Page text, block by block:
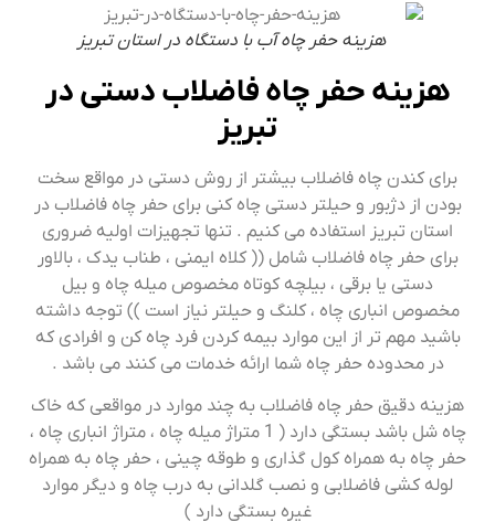
هزینه حفر چاه آب با دستگاه در استان تبریز
هزینه حفر چاه فاضلاب دستی در
تبریز
برای کندن چاه فاضلاب بیشتر از روش دستی در مواقع سخت
بودن از دژبور و حیلتر دستی چاه کنی برای حفر چاه فاضلاب در
استان تبریز استفاده می کنیم . تنها تجهیزات اولیه ضروری
برای حفر چاه فاضلاب شامل (( کلاه ایمنی ، طناب یدک ، بالاور
دستی یا برقی ، بیلچه کوتاه مخصوص میله چاه و بیل
مخصوص انباری چاه ، کلنگ و حیلتر نیاز است )) توجه داشته
باشید مهم تر از این موارد بیمه کردن فرد چاه کن و افرادی که
در محدوده حفر چاه شما ارائه خدمات می کنند می باشد .
هزینه دقیق حفر چاه فاضلاب به چند موارد در مواقعی که خاک
چاه شل باشد بستگی دارد ( 1 متراژ میله چاه ، متراژ انباری چاه ،
حفر چاه به همراه کول گذاری و طوقه چینی ، حفر چاه به همراه
لوله کشی فاضلابی و نصب گلدانی به درب چاه و دیگر موارد
غیره بستگی دارد )